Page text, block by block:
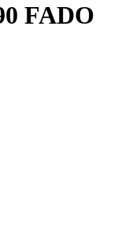
FADO